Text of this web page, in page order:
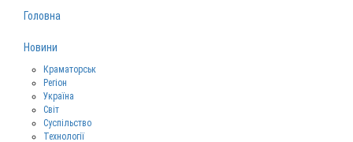
Головна
Новини
Краматорськ
Регіон
Україна
Світ
Суспільство
Технології